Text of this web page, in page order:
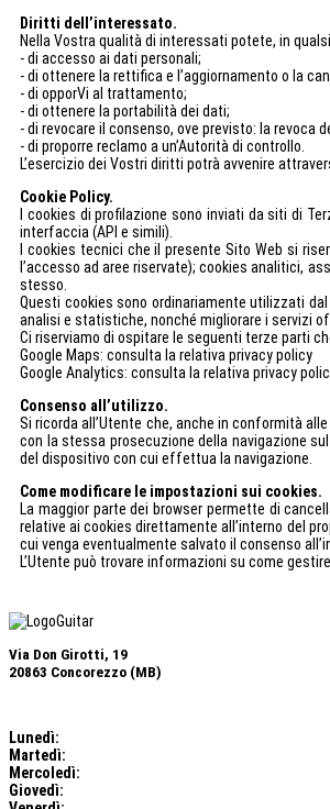
Diritti dell’interessato.
Nella Vostra qualità di interessati potete, in
- di accesso ai dati personali;
- di ottenere la rettifica e l’aggiornamento o la
- di opporVi al trattamento;
- di ottenere la portabilità dei dati;
- di revocare il consenso, ove previsto: la
- di proporre reclamo a un’Autorità di controllo.
L’esercizio dei Vostri diritti potrà avvenire
Cookie Policy.
I cookies di profilazione sono inviati da siti di
interfaccia (API e simili).
I cookies tecnici che il presente Sito Web si
l’accesso ad aree riservate); cookies analitici,
stesso.
Questi cookies sono ordinariamente utilizzati
analisi e statistiche, nonché migliorare i servizi
Ci riserviamo di ospitare le seguenti terze parti
Google Maps: consulta la relativa privacy policy
Google Analytics: consulta la relativa privacy
Consenso all’utilizzo.
Si ricorda all’Utente che, anche in conformità
con la stessa prosecuzione della navigazione
del dispositivo con cui effettua la navigazione.
Come modificare le impostazioni sui cookies.
La maggior parte dei browser permette di
relative ai cookies direttamente all’interno del
cui venga eventualmente salvato il consenso
L’Utente può trovare informazioni su come
Via Don Girotti, 19
20863 Concorezzo (MB)
Lunedì:
Martedì:
Mercoledì:
Giovedì: